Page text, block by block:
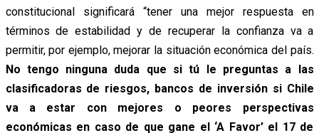
constitucional significará “tener una mejor respuesta en
términos de estabilidad y de recuperar la confianza va a
permitir, por ejemplo, mejorar la situación económica del país.
No tengo ninguna duda que si tú le preguntas a las
clasificadoras de riesgos, bancos de inversión si Chile
va a estar con mejores o peores perspectivas
económicas en caso de que gane el ‘A Favor’ el 17 de